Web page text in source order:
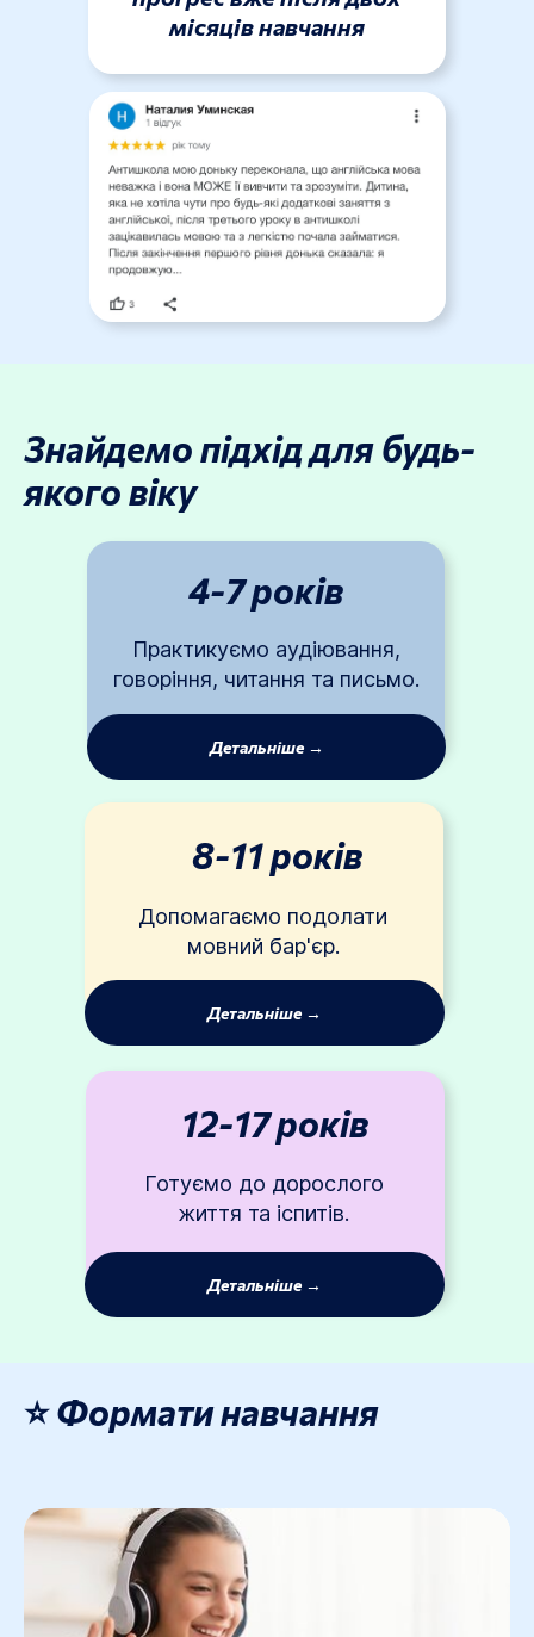
місяців навчання
Знайдемо підхід для будь-
якого віку
4-7років
Практикуємо аудіювання,
говоріння, читання та письмо.
12-17років
Готуємо до дорослого
життя та іспитів.
8-11років
Допомагаємо подолати
мовний бар'єр.
Детальніше →
Детальніше →
Детальніше →
⭐ Формати навчання